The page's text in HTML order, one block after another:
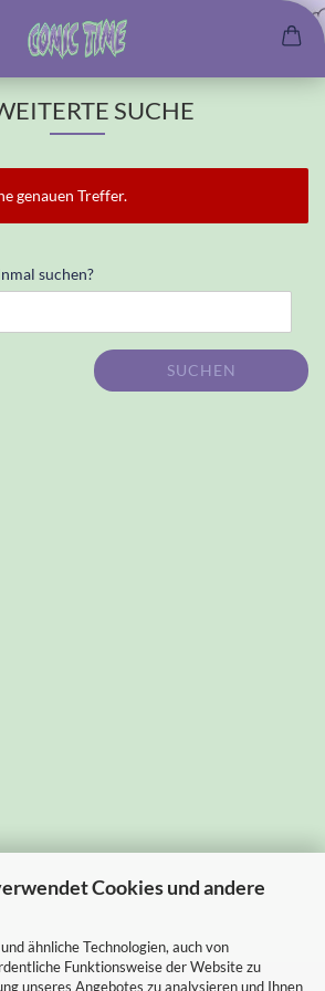
Cookies und andere
ähnliche Technologien, auch von
Funktionsweise der Website zu
unseres Angebotes zu analysieren und Ihnen
SUCHE
genauen Treffer.
suchen?
SUCHEN